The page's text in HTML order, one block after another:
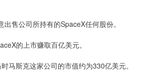
售公司所持有的SpaceX任何股份。
的上市赚取百亿美元。
斯克这家公司的市值约为330亿美元。